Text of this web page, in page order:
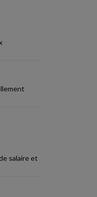
salaire et